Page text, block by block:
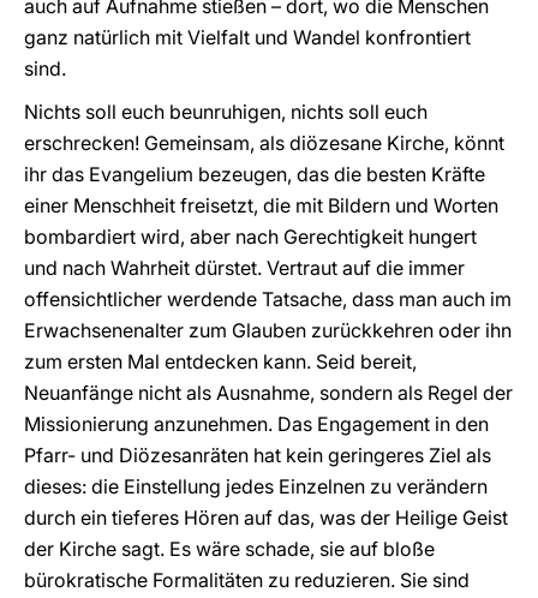
auch auf Aufnahme stießen – dort, wo die Menschen
ganz natürlich mit Vielfalt und Wandel konfrontiert
sind.
Nichts soll euch beunruhigen, nichts soll euch
erschrecken! Gemeinsam, als diözesane Kirche, könnt
ihr das Evangelium bezeugen, das die besten Kräfte
einer Menschheit freisetzt, die mit Bildern und Worten
bombardiert wird, aber nach Gerechtigkeit hungert
und nach Wahrheit dürstet. Vertraut auf die immer
offensichtlicher werdende Tatsache, dass man auch im
Erwachsenenalter zum Glauben zurückkehren oder ihn
zum ersten Mal entdecken kann. Seid bereit,
Neuanfänge nicht als Ausnahme, sondern als Regel der
Missionierung anzunehmen. Das Engagement in den
Pfarr- und Diözesanräten hat kein geringeres Ziel als
dieses: die Einstellung jedes Einzelnen zu verändern
durch ein tieferes Hören auf das, was der Heilige Geist
der Kirche sagt. Es wäre schade, sie auf bloße
bürokratische Formalitäten zu reduzieren. Sie sind